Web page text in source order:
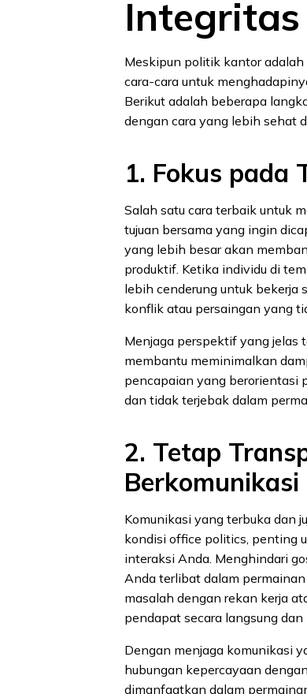
Integritas
Meskipun politik kantor
cara-cara untuk
Berikut adalah beberapa
dengan cara yang lebih sehat
1. Fokus pada
Salah satu cara terbaik untuk
tujuan bersama yang ingin
yang lebih besar akan
produktif. Ketika individu di
lebih cenderung untuk bekerja
konflik atau persaingan yang
Menjaga perspektif yang jelas
membantu meminimalkan
pencapaian yang berorientasi
dan tidak terjebak dalam
2. Tetap
Berkomunikasi
Komunikasi yang terbuka dan
kondisi office politics, penting
interaksi Anda. Menghindari
Anda terlibat dalam
masalah dengan rekan kerja
pendapat secara langsung dan
Dengan menjaga komunikasi
hubungan kepercayaan
dimanfaatkan dalam